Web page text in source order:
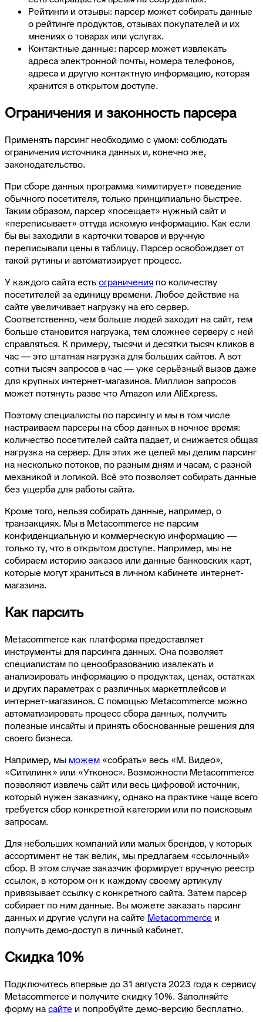
Рейтинги и отзывы: парсер может собирать данные
о рейтинге продуктов, отзывах покупателей и их
мнениях о товарах или услугах.
Контактные данные: парсер может извлекать
адреса электронной почты, номера телефонов,
адреса и другую контактную информацию, которая
хранится в открытом доступе.
Ограничения и законность парсера
Применять парсинг необходимо с умом: соблюдать
ограничения источника данных и, конечно же,
законодательство.
При сборе данных программа «имитирует» поведение
обычного посетителя, только принципиально быстрее.
Таким образом, парсер «посещает» нужный сайт и
«переписывает» оттуда искомую информацию. Как если
бы вы заходили в карточки товаров и вручную
переписывали цены в таблицу. Парсер освобождает от
такой рутины и автоматизирует процесс.
У каждого сайта естьограничения по количеству
посетителей за единицу времени. Любое действие на
сайте увеличивает нагрузку на его сервер.
Соответственно, чем больше людей заходит на сайт, тем
больше становится нагрузка, тем сложнее серверу с ней
справляться. К примеру, тысячи и десятки тысяч кликов в
час — это штатная нагрузка для больших сайтов. А вот
сотни тысяч запросов в час — уже серьёзный вызов даже
для крупных интернет-магазинов. Миллион запросов
может потянуть разве что Amazon или AliExpress.
Поэтому специалисты по парсингу и мы в том числе
настраиваем парсеры на сбор данных в ночное время:
количество посетителей сайта падает, и снижается общая
нагрузка на сервер. Для этих же целей мы делим парсинг
на несколько потоков, по разным дням и часам, с разной
механикой и логикой. Всё это позволяет собирать данные
без ущерба для работы сайта.
Кроме того, нельзя собирать данные, например, о
транзакциях. Мы в Metacommerce не парсим
конфиденциальную и коммерческую информацию —
только ту, что в открытом доступе. Например, мы не
собираем историю заказов или данные банковских карт,
которые могут храниться в личном кабинете интернет-
магазина.
Как парсить
Metacommerce как платформа предоставляет
инструменты для парсинга данных. Она позволяет
специалистам по ценообразованию извлекать и
анализировать информацию о продуктах, ценах, остатках
и других параметрах с различных маркетплейсов и
интернет-магазинов. С помощью Metacommerce можно
автоматизировать процесс сбора данных, получить
полезные инсайты и принять обоснованные решения для
своего бизнеса.
Например, мы можем «собрать» весь «М. Видео»,
«Ситилинк» или «Утконос». Возможности Metacommerce
позволяют извлечь сайт или весь цифровой источник,
который нужен заказчику,однако на практике чаще всего
требуется сбор конкретной категории или по поисковым
запросам.
Для небольших компаний или малых брендов, у которых
ассортимент не так велик, мы предлагаем «ссылочный»
сбор. В этом случае заказчик формирует вручную реестр
ссылок, в котором он к каждому своему артикулу
привязывает ссылку с конкретного сайта. Затем парсер
собирает по ним данные. Вы можете заказать парсинг
данных и другие услуги на сайте Metacommerce и
получить демо-доступ в личный кабинет.
Скидка 10%
Подключитесь впервые до 31 августа 2023 года к сервису
Metacommerce и получите скидку 10%. Заполняйте
форму насайте и попробуйте демо-версию бесплатно.